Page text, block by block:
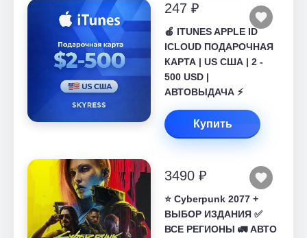
247 ₽
🍎 ITUNES APPLE ID
ICLOUD ПОДАРОЧНАЯ
КАРТА | US США | 2 -
500 USD |
АВТОВЫДАЧА ⚡️
Купить
3490 ₽
⭐ Cyberpunk 2077 +
ВЫБОР ИЗДАНИЯ ✅
ВСЕ РЕГИОНЫ 🚛 АВТО